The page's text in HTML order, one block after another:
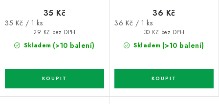
Skladem (>10 balení)
29 Kč bez DPH
35 Kč
Měrná
35 Kč / 1 ks
Skladem (>10 balení)
30 Kč bez DPH
36 Kč
Měrná
36 Kč / 1 ks